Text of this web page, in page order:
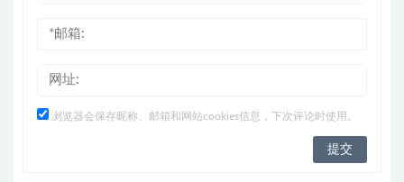
浏览器会保存昵称、邮箱和网站cookies信息，下次评论时使用。